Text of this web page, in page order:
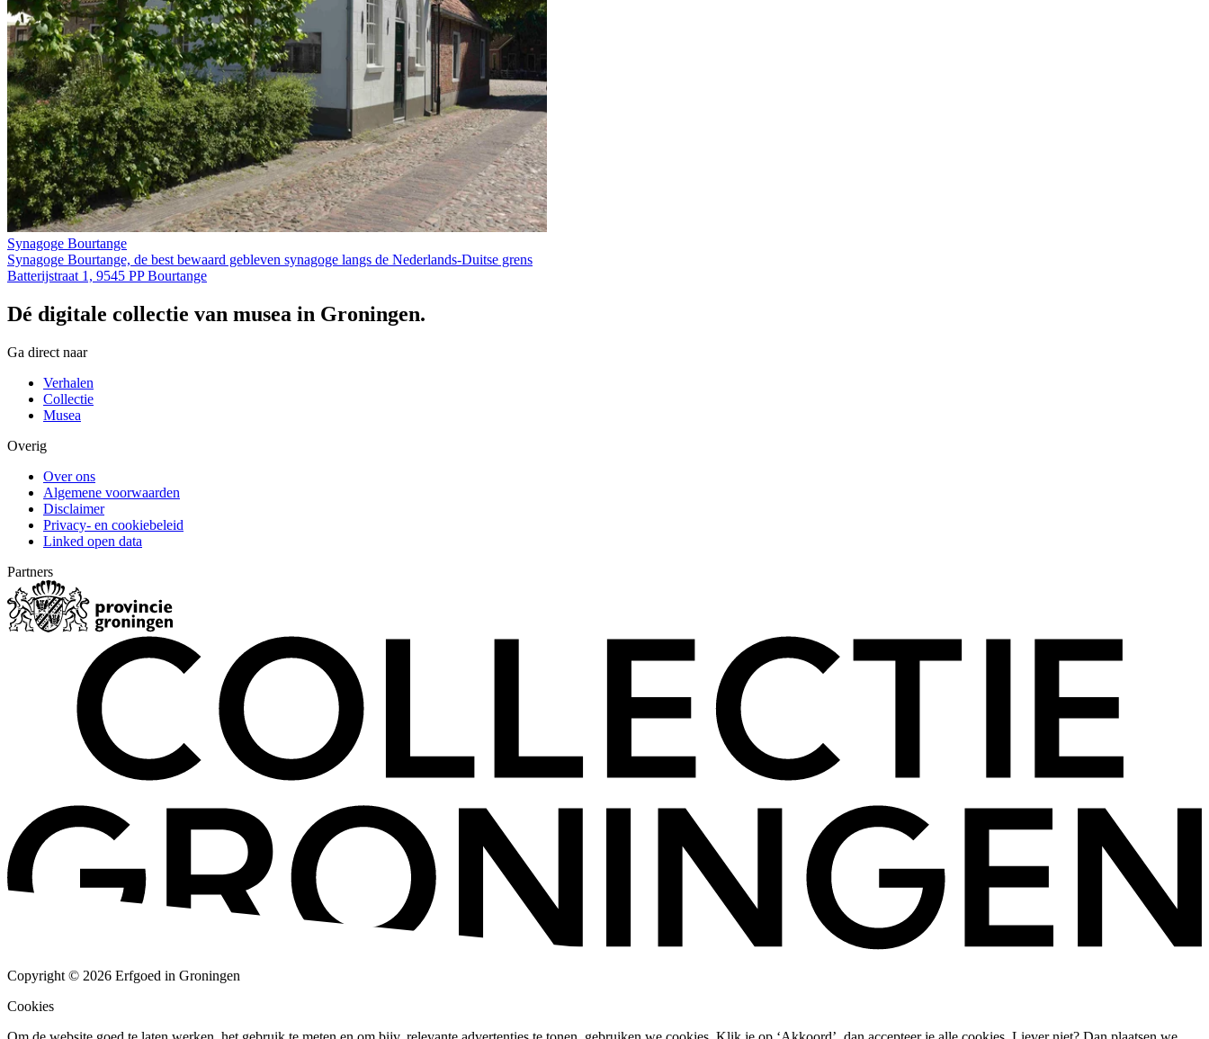
Synagoge Bourtange
Synagoge Bourtange, de best bewaard gebleven synagoge langs de Nederlands-Duitse grens
Batterijstraat 1, 9545 PP Bourtange
Dé digitale collectie van musea in Groningen.
Ga direct naar
Verhalen
Collectie
Musea
Overig
Over ons
Algemene voorwaarden
Disclaimer
Privacy- en cookiebeleid
Linked open data
Partners
Copyright © 2026 Erfgoed in Groningen
Cookies